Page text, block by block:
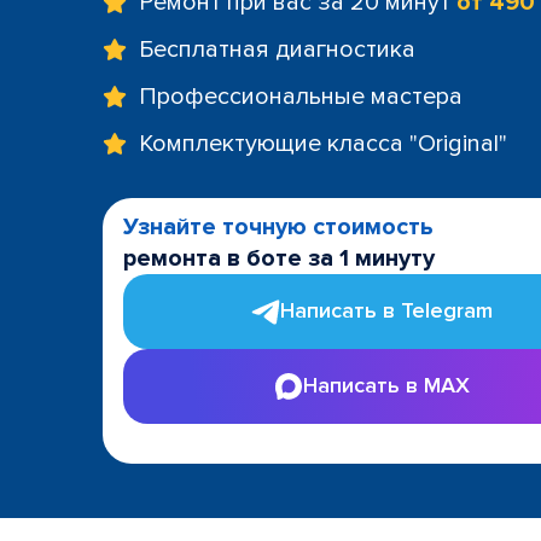
Бесплатная диагностика
Профессиональные мастера
Комплектующие класса "Original"
Узнайте точную стоимость
ремонта в боте за 1 минуту
Написать в Telegram
Написать в MAX